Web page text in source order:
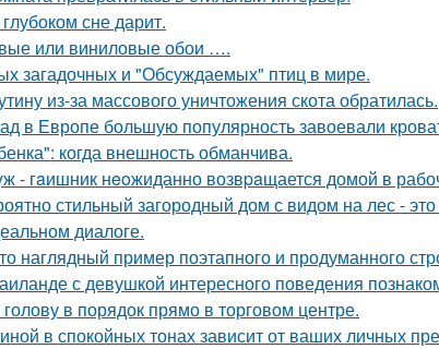
сне дарит.
или виниловые обои ….
загадочных и "Обсуждаемых" птиц в мире.
из-за массового уничтожения скота обратилась.
в Европе большую популярность завоевали
когда внешность обманчива.
гaишник нeoжиданно возвpaщается домой в
стильный загородный дом с видом на лес - это
диалоге.
наглядный пример поэтапного и продуманного
с девушкой интересного поведения
в порядок прямо в торговом центре.
в спокойных тонах зависит от ваших личных